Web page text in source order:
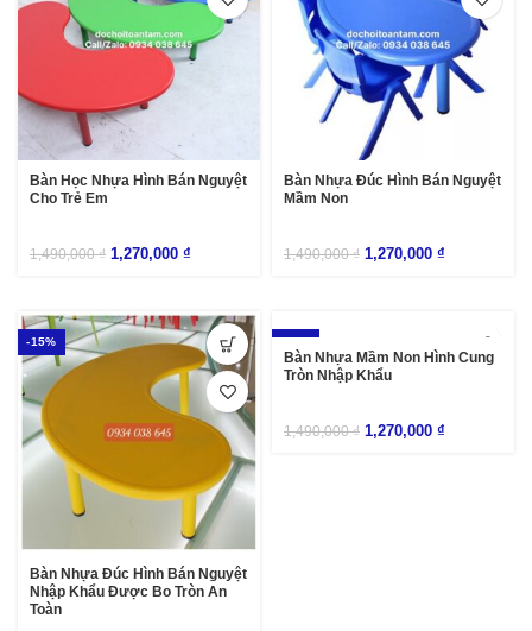
Bàn Học Nhựa Hình Bán Nguyệt
Cho Trẻ Em
1,490,000₫ 1,270,000 ₫
Bàn Nhựa Đúc Hình Bán Nguyệt
Mầm Non
1,490,000₫ 1,270,000 ₫
-15%
Bàn Nhựa Đúc Hình Bán Nguyệt
Nhập Khẩu Được Bo Tròn An
Toàn
-15%
Bàn Nhựa Mầm Non Hình Cung
Tròn Nhập Khẩu
1,490,000₫ 1,270,000 ₫